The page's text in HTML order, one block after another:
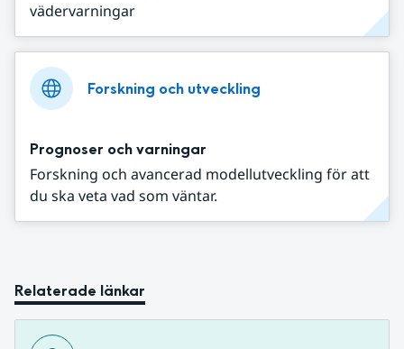
vädervarningar
Forskning och utveckling
Prognoser och varningar
Forskning och avancerad modellutveckling för att
du ska veta vad som väntar.
Relaterade länkar